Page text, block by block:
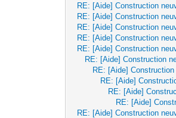
RE: [Aide] Construction
RE: [Aide] Construction
RE: [Aide] Construction
RE: [Aide] Construction
RE: [Aide] Construction
RE: [Aide] Construction
RE: [Aide]
RE: [Aide]
RE: [Aide]
RE: [Aide]
RE: [Aide] Construction